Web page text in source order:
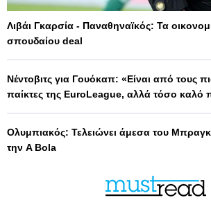
Λιβάι Γκαρσία - Παναθηναϊκός: Τα
σπουδαίου deal
Νέντοβιτς για Γουόκαπ: «Είναι από τους
παίκτες της EuroLeague, αλλά τόσο καλό
Ολυμπιακός: Τελειώνει άμεσα του
την A Bola